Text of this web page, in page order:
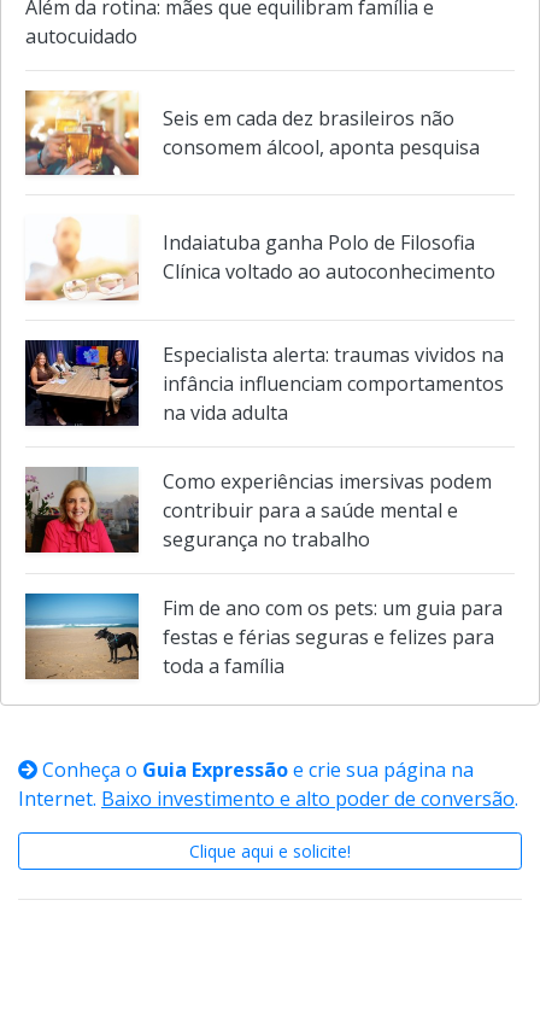
Além da rotina: mães que equilibram família e
autocuidado
Seis em cada dez brasileiros não
Indaiatuba ganha Polo de Filosofia
Especialista alerta: traumas vividos na
infância influenciam comportamentos
na vida adulta
Como experiências imersivas podem
contribuir para a saúde mental e
segurança no trabalho
Fim de ano com os pets: um guia para
festas e férias seguras e felizes para
toda a família
Conheça oGuia Expressãoe crie sua página na
Internet.Baixo investimento e alto poder de conversão.